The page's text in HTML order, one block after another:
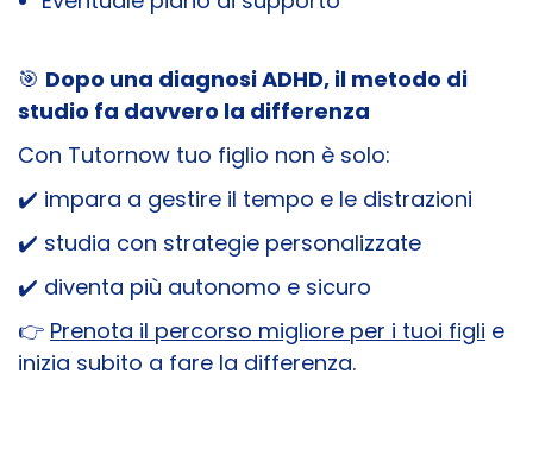
🎯 Dopo una diagnosi ADHD, il metodo di
studio fa davvero la differenza
Con Tutornow tuo figlio non è solo:
✔️ impara a gestire il tempo e le distrazioni
✔️ studia con strategie personalizzate
✔️ diventa più autonomo e sicuro
👉 Prenota il percorso migliore per i tuoi figli e
inizia subito a fare la differenza.